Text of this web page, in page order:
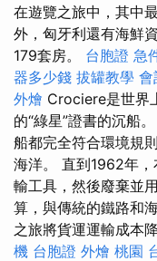
在遊覽之旅中，其中
外，匈牙利還有海鮮
179套房。 台胞證 急
器多少錢 拔罐教學 會
外燴 Crociere是世界
的“綠星”證書的沉船。
船都完全符合環境規
海洋。 直到1962年
輸工具，然後廢棄並
算，與傳統的鐵路和
之旅將貨運運輸成本
機 台胞證 外燴 桃園